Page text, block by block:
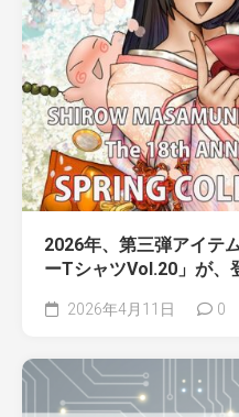
2026年、第三弾アイテ
ーTシャツVol.20」が、
2026年4月11日 0